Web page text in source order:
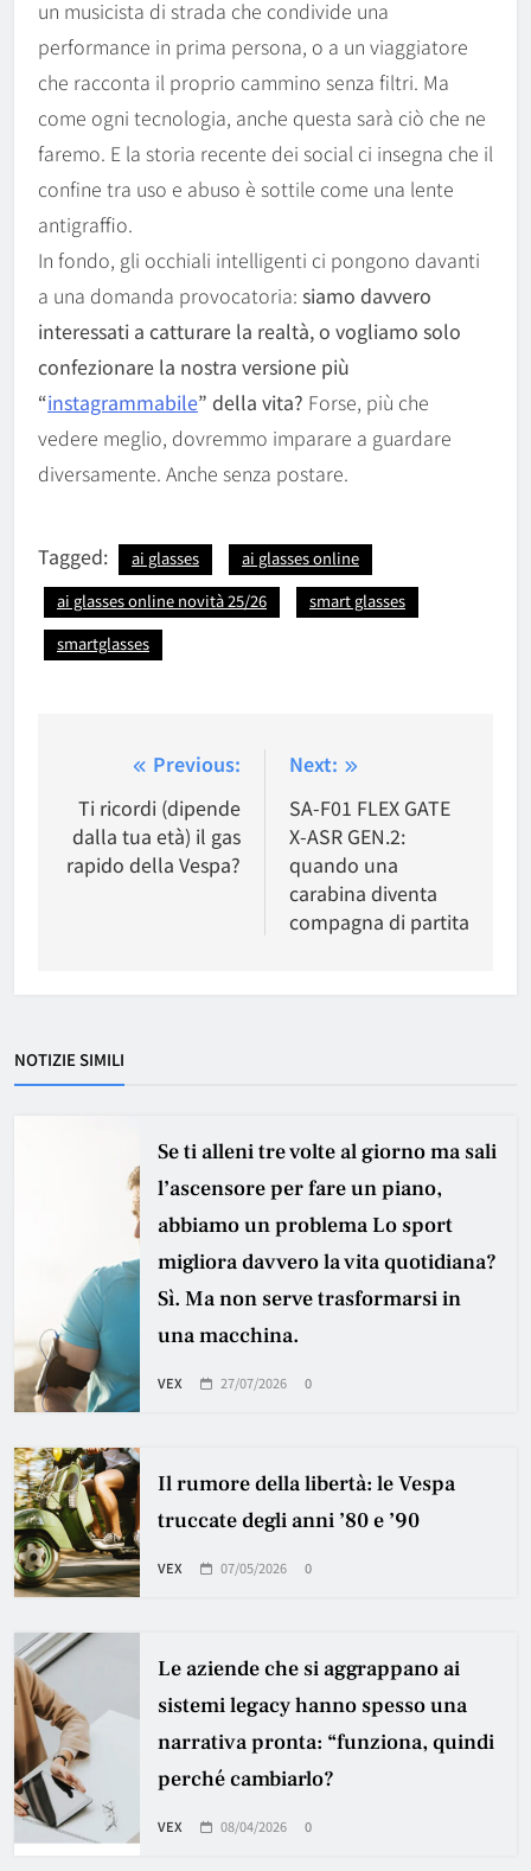
un musicista di strada che condivide una
performance in prima persona, o a un viaggiatore
che racconta il proprio cammino senza filtri. Ma
come ogni tecnologia, anche questa sarà ciò che ne
faremo. E la storia recente dei social ci insegna che il
confine tra uso e abuso è sottile come una lente
antigraffio.
In fondo, gli occhiali intelligenti ci pongono davanti
a una domanda provocatoria: siamo davvero
interessati a catturare la realtà, o vogliamo solo
confezionare la nostra versione più
“instagrammabile” della vita? Forse, più che
vedere meglio, dovremmo imparare a guardare
diversamente. Anche senza postare.
Tagged: ai glasses
ai glasses online
ai glasses online novità 25/26
smart glasses
smartglasses
Navigazione
articoli
Previous:
Ti ricordi (dipende
dalla tua età) il gas
rapido della Vespa?
Next:
SA‑F01 FLEX GATE
X‑ASR GEN.2:
quando una
carabina diventa
compagna di partita
NOTIZIE SIMILI
Se ti alleni tre volte al giorno ma sali
l’ascensore per fare un piano,
abbiamo un problema Lo sport
migliora davvero la vita quotidiana?
Sì. Ma non serve trasformarsi in
una macchina.
VEX 27/07/2026 0
Il rumore della libertà: le Vespa
truccate degli anni ’80 e ’90
VEX 07/05/2026 0
Le aziende che si aggrappano ai
sistemi legacy hanno spesso una
narrativa pronta: “funziona, quindi
perché cambiarlo?
VEX 08/04/2026 0